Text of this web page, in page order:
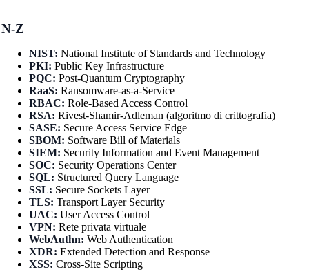
N-Z
NIST: National Institute of Standards and Technology
PKI: Public Key Infrastructure
PQC: Post-Quantum Cryptography
RaaS: Ransomware-as-a-Service
RBAC: Role-Based Access Control
RSA: Rivest-Shamir-Adleman (algoritmo di crittografia)
SASE: Secure Access Service Edge
SBOM: Software Bill of Materials
SIEM: Security Information and Event Management
SOC: Security Operations Center
SQL: Structured Query Language
SSL: Secure Sockets Layer
TLS: Transport Layer Security
UAC: User Access Control
VPN: Rete privata virtuale
WebAuthn: Web Authentication
XDR: Extended Detection and Response
XSS: Cross-Site Scripting